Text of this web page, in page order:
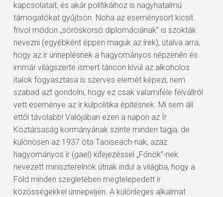
kapcsolatait, és akár politikáihoz is nagyhatalmú
támogatókat gyűjtsön. Noha az eseménysort kicsit
frivol módon „söröskorsó diplomáciának” is szokták
nevezni (egyébként éppen maguk az írek), utalva arra,
hogy az ír ünneplésnek a hagyományos népzenén és
immár világszerte ismert táncon kívül az alkoholos
italok fogyasztása is szerves elemét képezi, nem
szabad azt gondolni, hogy ez csak valamiféle félvállról
vett eseménye az ír külpolitika építésnek. Mi sem áll
ettől távolabb! Valójában ezen a napon az Ír
Köztársaság kormányának szinte minden tagja, de
különösen az 1937 óta Taoiseach-nak, azaz
hagyományos ír (gael) kifejezéssel „Főnök”-nek
nevezett miniszterelnök útnak indul a világba, hogy a
Föld minden szegletében megtelepedett ír
közösségekkel ünnepeljen. A különleges alkalmat